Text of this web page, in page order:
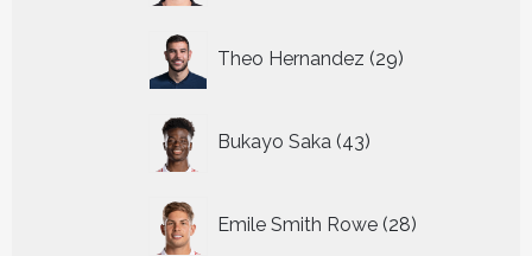
Theo Hernandez 29
producten
Bukayo Saka 43
producten
Emile Smith Rowe 28
producten